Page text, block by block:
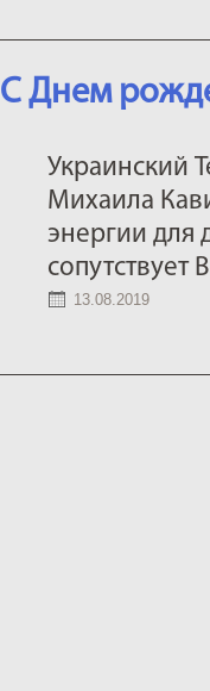
C Днем
Украинский
Михаила
энергии для
сопутствует
13.08.2019